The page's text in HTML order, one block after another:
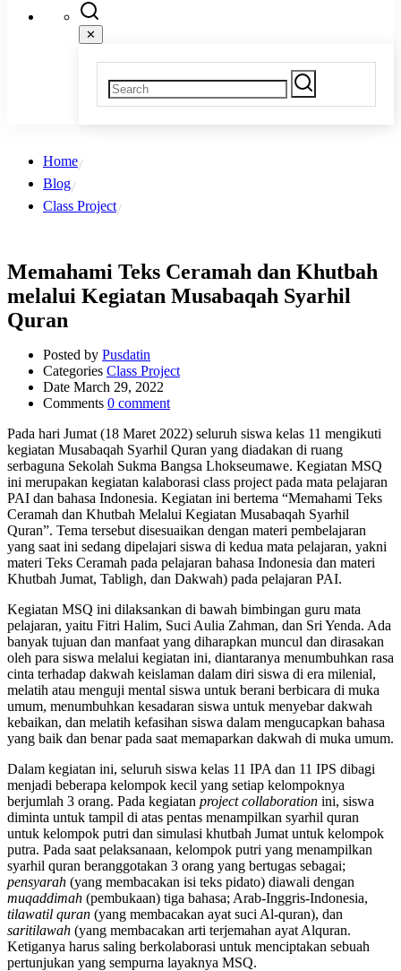
✕
Home
Blog
Class Project
Memahami Teks Ceramah dan Khutbah
melalui Kegiatan Musabaqah Syarhil
Quran
Posted by Pusdatin
Categories Class Project
Date March 29, 2022
Comments 0 comment
Pada hari Jumat (18 Maret 2022) seluruh siswa kelas 11 mengikuti
kegiatan Musabaqah Syarhil Quran yang diadakan di ruang
serbaguna Sekolah Sukma Bangsa Lhokseumawe. Kegiatan MSQ
ini merupakan kegiatan kalaborasi class project pada mata pelajaran
PAI dan bahasa Indonesia. Kegiatan ini bertema “Memahami Teks
Ceramah dan Khutbah Melalui Kegiatan Musabaqah Syarhil
Quran”. Tema tersebut disesuaikan dengan materi pembelajaran
yang saat ini sedang dipelajari siswa di kedua mata pelajaran, yakni
materi Teks Ceramah pada pelajaran bahasa Indonesia dan materi
Khutbah Jumat, Tabligh, dan Dakwah) pada pelajaran PAI.
Kegiatan MSQ ini dilaksankan di bawah bimbingan guru mata
pelajaran, yaitu Fitri Halim, Suci Aulia Zahman, dan Sri Yenda. Ada
banyak tujuan dan manfaat yang diharapkan muncul dan dirasakan
oleh para siswa melalui kegiatan ini, diantaranya menumbuhkan rasa
cinta terhadap dakwah keislaman dalam diri siswa di era milenial,
melatih atau menguji mental siswa untuk berani berbicara di muka
umum, menumbuhkan kesadaran siswa untuk menyebar dakwah
kebaikan, dan melatih kefasihan siswa dalam mengucapkan bahasa
yang baik dan benar pada saat memaparkan dakwah di muka umum.
Dalam kegiatan ini, seluruh siswa kelas 11 IPA dan 11 IPS dibagi
menjadi beberapa kelompok kecil yang setiap kelompoknya
berjumlah 3 orang. Pada kegiatan project collaboration ini, siswa
diminta untuk tampil di atas pentas menampilkan syarhil quran
untuk kelompok putri dan simulasi khutbah Jumat untuk kelompok
putra. Pada saat pelaksanaan, kelompok putri yang menampilkan
syarhil quran beranggotakan 3 orang yang bertugas sebagai;
pensyarah (yang membacakan isi teks pidato) diawali dengan
muqaddimah (pembukaan) tiga bahasa; Arab-Inggris-Indonesia,
tilawatil quran (yang membacakan ayat suci Al-quran), dan
saritilawah (yang membacakan arti terjemahan ayat Alquran.
Ketiganya harus saling berkolaborasi untuk menciptakan sebuah
pertunjukan yang sempurna layaknya MSQ.